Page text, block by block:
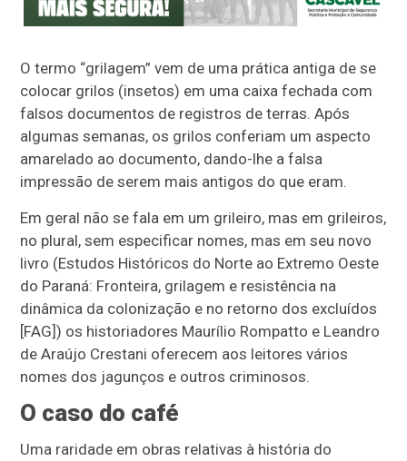
O termo “grilagem” vem de uma prática antiga de se
colocar grilos (insetos) em uma caixa fechada com
falsos documentos de registros de terras. Após
algumas semanas, os grilos conferiam um aspecto
amarelado ao documento, dando-lhe a falsa
impressão de serem mais antigos do que eram.
Em geral não se fala em um grileiro, mas em grileiros,
no plural, sem especificar nomes, mas em seu novo
livro (Estudos Históricos do Norte ao Extremo Oeste
do Paraná: Fronteira, grilagem e resistência na
dinâmica da colonização e no retorno dos excluídos
[FAG]) os historiadores Maurílio Rompatto e Leandro
de Araújo Crestani oferecem aos leitores vários
nomes dos jagunços e outros criminosos.
O caso do café
Uma raridade em obras relativas à história do